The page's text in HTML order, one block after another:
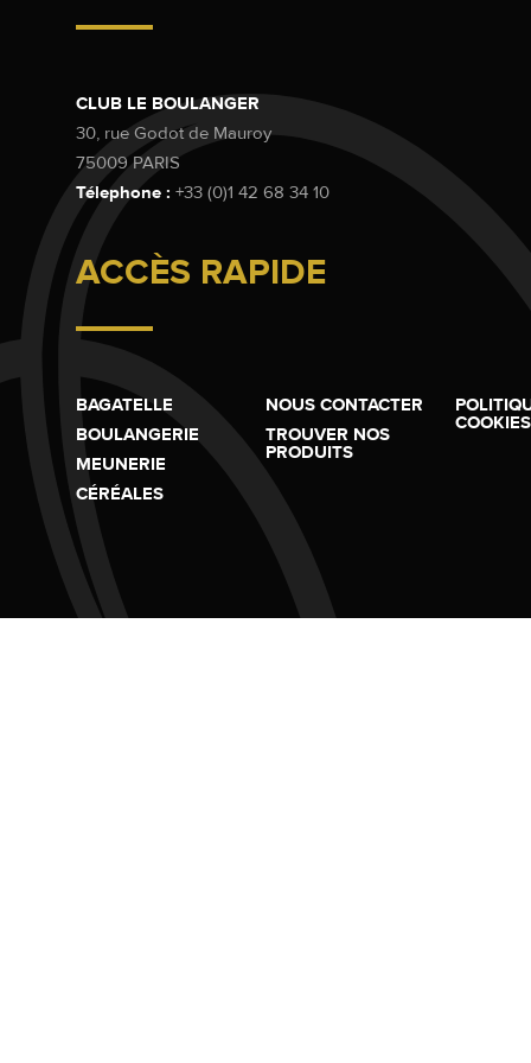
CLUB LE BOULANGER
30, rue Godot de Mauroy
75009 PARIS
Télephone : +33 (0)1 42 68 34 10
ACCÈS RAPIDE
BAGATELLE
BOULANGERIE
MEUNERIE
CÉRÉALES
NOUS CONTACTER
TROUVER NOS
PRODUITS
COOKIES